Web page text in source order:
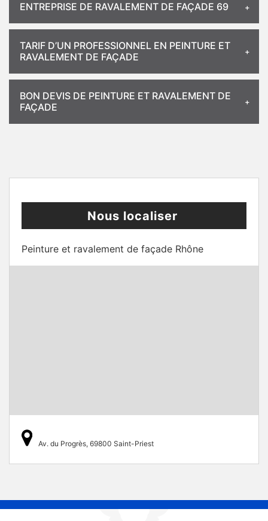
ENTREPRISE DE RAVALEMENT DE FAÇADE 69
TARIF D’UN PROFESSIONNEL EN PEINTURE ET
RAVALEMENT DE FAÇADE
BON DEVIS DE PEINTURE ET RAVALEMENT DE
FAÇADE
Nous localiser
Peinture et ravalement de façade Rhône
Av. du Progrès, 69800 Saint-Priest